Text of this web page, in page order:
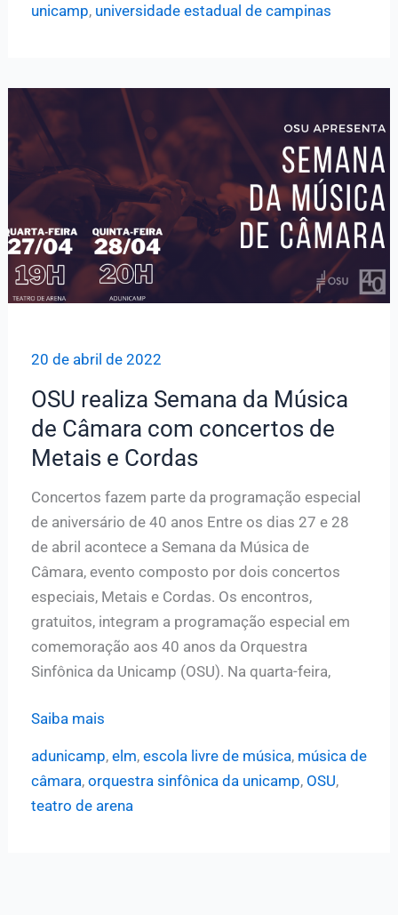
concerto
vindas
alunos;
veja
unicamp, universidade estadual de campinas
20 de abril de 2022
OSU realiza Semana da Música
de Câmara com concertos de
Metais e Cordas
Concertos fazem parte da programação especial
de aniversário de 40 anos Entre os dias 27 e 28
de abril acontece a Semana da Música de
Câmara, evento composto por dois concertos
especiais, Metais e Cordas. Os encontros,
gratuitos, integram a programação especial em
comemoração aos 40 anos da Orquestra
Sinfônica da Unicamp (OSU). Na quarta-feira,
OSU
Saiba mais
adunicamp, elm, escola livre de música, música de
câmara, orquestra sinfônica da unicamp, OSU,
teatro de arena